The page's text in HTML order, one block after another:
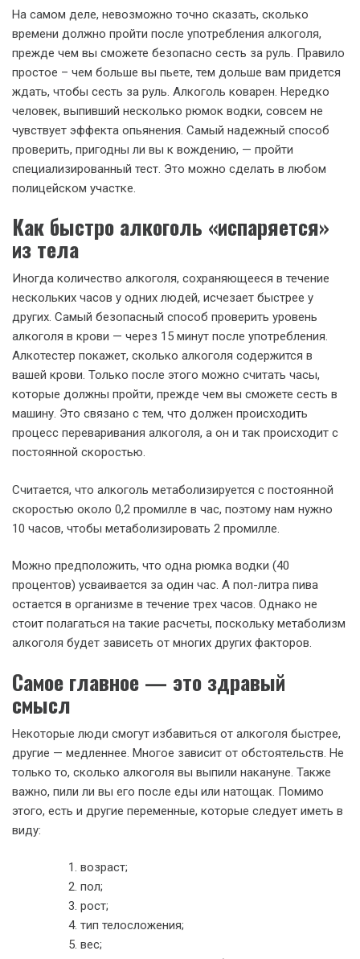
На самом деле, невозможно точно сказать, сколько
времени должно пройти после употребления алкоголя,
прежде чем вы сможете безопасно сесть за руль. Правило
простое – чем больше вы пьете, тем дольше вам придется
ждать, чтобы сесть за руль. Алкоголь коварен. Нередко
человек, выпивший несколько рюмок водки, совсем не
чувствует эффекта опьянения. Самый надежный способ
проверить, пригодны ли вы к вождению, — пройти
специализированный тест. Это можно сделать в любом
полицейском участке.
Как быстро алкоголь «испаряется»
из тела
Иногда количество алкоголя, сохраняющееся в течение
нескольких часов у одних людей, исчезает быстрее у
других. Самый безопасный способ проверить уровень
алкоголя в крови — через 15 минут после употребления.
Алкотестер покажет, сколько алкоголя содержится в
вашей крови. Только после этого можно считать часы,
которые должны пройти, прежде чем вы сможете сесть в
машину. Это связано с тем, что должен происходить
процесс переваривания алкоголя, а он и так происходит с
постоянной скоростью.
Считается, что алкоголь метаболизируется с постоянной
скоростью около 0,2 промилле в час, поэтому нам нужно
10 часов, чтобы метаболизировать 2 промилле.
Можно предположить, что одна рюмка водки (40
процентов) усваивается за один час. А пол-литра пива
остается в организме в течение трех часов. Однако не
стоит полагаться на такие расчеты, поскольку метаболизм
алкоголя будет зависеть от многих других факторов.
Самое главное — это здравый
смысл
Некоторые люди смогут избавиться от алкоголя быстрее,
другие — медленнее. Многое зависит от обстоятельств. Не
только то, сколько алкоголя вы выпили накануне. Также
важно, пили ли вы его после еды или натощак. Помимо
этого, есть и другие переменные, которые следует иметь в
виду:
возраст;
пол;
рост;
тип телосложения;
вес;